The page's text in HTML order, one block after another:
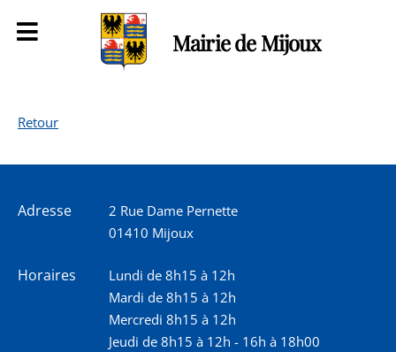
Mairie de Mijoux
Retour
Adresse
2 Rue Dame Pernette
01410 Mijoux
Horaires
Lundi de 8h15 à 12h
Mardi de 8h15 à 12h
Mercredi 8h15 à 12h
Jeudi de 8h15 à 12h - 16h à 18h00